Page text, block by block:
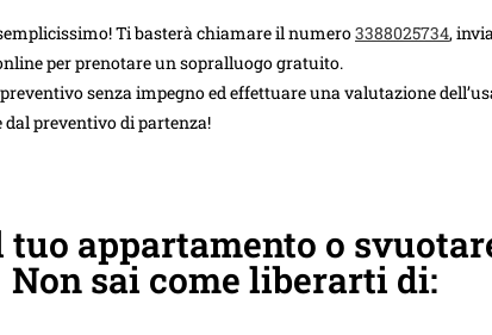
Ti basterà chiamare il numero3388025734,
per prenotare un sopralluogo gratuito.
senza impegno ed effettuare una valutazione
preventivo di partenza!
appartamento o
Non sai come liberarti di: